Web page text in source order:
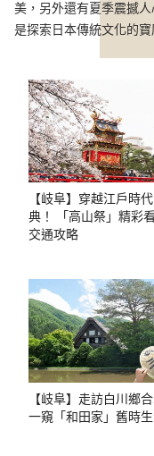
美，另外還有夏季震撼
是探索日本傳統文化的寶
【岐阜】穿越江戶時
典！ 「高山祭」精彩
交通攻略
【岐阜】走訪白川鄉
一窺「和田家」舊時